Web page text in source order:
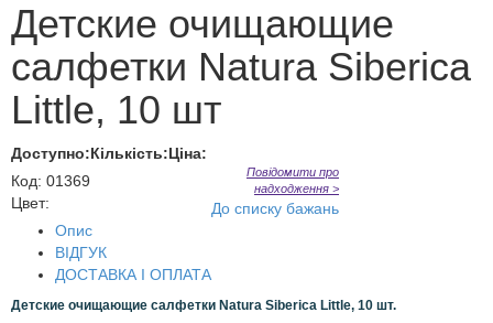
Детские очищающие
салфетки Natura Siberica
Little, 10 шт
Доступно:Кількість:Ціна:
Код: 01369
Цвет:
Повідомити про
надходження >
До списку бажань
Опис
ВІДГУК
ДОСТАВКА І ОПЛАТА
Детские очищающие салфетки Natura Siberica Little, 10 шт.